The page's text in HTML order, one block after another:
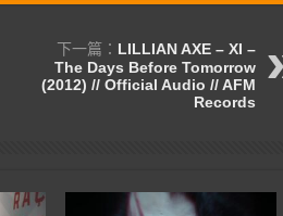
下一篇： LILLIAN AXE – XI –
The Days Before Tomorrow
(2012) // Official Audio // AFM
Records